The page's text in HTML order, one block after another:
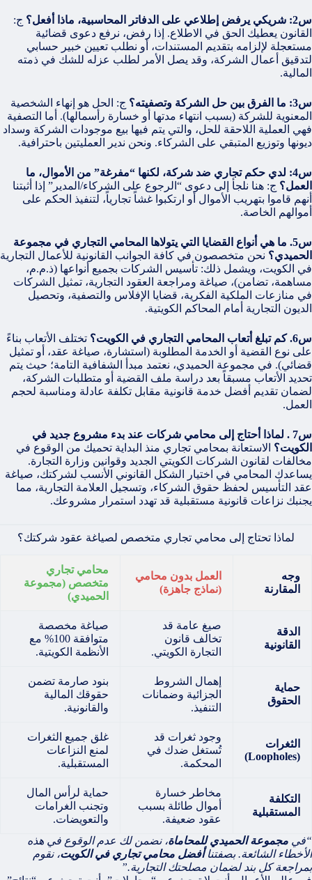
س2: شريكي يرفض إطلاعي على الدفاتر المحاسبية، ماذا أفعل؟
ج:
القانون يعطيك الحق في الاطلاع. إذا رفض، نرفع دعوى قضائية
مستعجلة لإلزامه بتقديم المستندات، أو نطلب تعيين خبير حسابي
لتدقيق أعمال الشركة، وقد يصل الأمر لطلب عزله للشك في ذمته
المالية.
س3: ما الفرق بين حل الشركة وتصفيته؟
ج: الحل هو إنهاء الشخصية
المعنوية للشركة (بسبب انتهاء مدتها أو خسارة رأسمالها). أما التصفية
فهي العملية اللاحقة للحل، والتي يتم فيها بيع موجودات الشركة وسداد
ديونها وتوزيع المتبقي على الشركاء. ونحن ندير العمليتين باحترافية.
س4: لدي حكم تجاري ضد شركة، لكنها “مفرغة” من الأموال، ما
العمل؟ ج: هنا نلجأ إلى دعوى “الرجوع على الشركاء/المدير” إذا أثبتنا
أنهم قاموا بتهريب الأموال أو ارتكبوا غشاً تجارياً، لتنفيذ الحكم على
أموالهم الخاصة.
س5. ما هي أنواع القضايا التي يتولاها المحامي التجاري في مجموعة
الحميدي؟ نحن متخصصون في كافة الجوانب القانونية للأعمال التجارية
في الكويت، ويشمل ذلك: تأسيس الشركات بجميع أنواعها (ذ.م.م،
مساهمة، تضامن)، صياغة ومراجعة العقود التجارية، تمثيل الشركات
في منازعات الملكية الفكرية، قضايا الإفلاس والتصفية، وتحصيل
الديون التجارية أمام المحاكم الكويتية.
س6. كم تبلغ أتعاب المحامي التجاري في الكويت؟
تختلف الأتعاب بناءً
على نوع القضية أو الخدمة المطلوبة (استشارة، صياغة عقد، أو تمثيل
قضائي). في مجموعة الحميدي، نعتمد مبدأ الشفافية التامة؛ حيث يتم
تحديد الأتعاب مسبقاً بعد دراسة ملف القضية أو متطلبات الشركة،
لضمان تقديم أفضل خدمة قانونية مقابل تكلفة عادلة ومناسبة لحجم
العمل.
س7 . لماذا أحتاج إلى محامي شركات عند بدء مشروع جديد في
الكويت؟ الاستعانة بمحامي تجاري منذ البداية تحميك من الوقوع في
مخالفات لقانون الشركات الكويتي الجديد وقوانين وزارة التجارة.
يساعدك المحامي في اختيار الشكل القانوني الأنسب لشركتك، صياغة
عقد التأسيس لحفظ حقوق الشركاء، وتسجيل العلامة التجارية، مما
يجنبك نزاعات قانونية مستقبلية قد تهدد استمرار مشروعك.
لماذا تحتاج إلى محامي تجاري متخصص لصياغة عقود شركتك؟
وجه
المقارنة
العمل بدون محامي
(نماذج جاهزة)
محامي تجاري
متخصص (مجموعة
الحميدي)
الدقة
القانونية
صيغ عامة قد
تخالف قانون
التجارة الكويتي.
صياغة مخصصة
متوافقة 100% مع
الأنظمة الكويتية.
حماية
الحقوق
إهمال الشروط
الجزائية وضمانات
التنفيذ.
بنود صارمة تضمن
حقوقك المالية
والقانونية.
الثغرات
(Loopholes)
وجود ثغرات قد
تُستغل ضدك في
المحكمة.
غلق جميع الثغرات
لمنع النزاعات
المستقبلية.
التكلفة
المستقبلية
مخاطر خسارة
أموال طائلة بسبب
عقود ضعيفة.
حماية لرأس المال
وتجنب الغرامات
والتعويضات.
“في مجموعة الحميدي للمحاماة، نضمن لك عدم الوقوع في هذه
الأخطاء الشائعة. بصفتناأفضل محامي تجاري في الكويت، نقوم
بمراجعة كل بند لضمان مصلحتك التجارية.”